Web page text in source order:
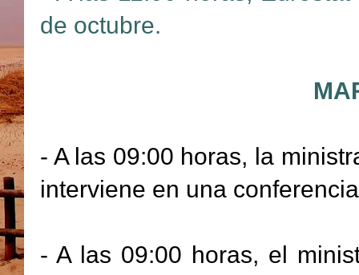
de octubre.
- A las 09:00 horas, la
interviene en una
- A las 09:00 horas, el